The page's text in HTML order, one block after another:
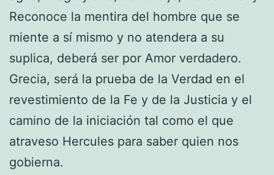
Reconoce la mentira del hombre que se
miente a sí mismo y no atendera a su
suplica, deberá ser por Amor verdadero.
Grecia, será la prueba de la Verdad en el
revestimiento de la Fe y de la Justicia y el
camino de la iniciación tal como el que
atraveso Hercules para saber quien nos
gobierna.